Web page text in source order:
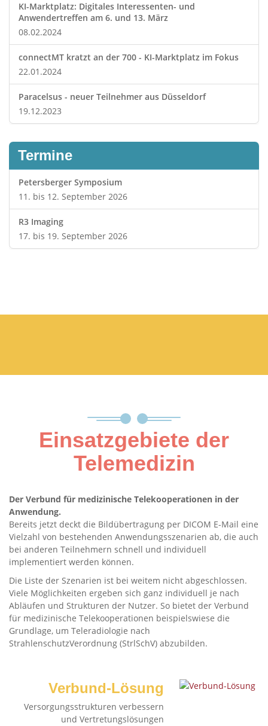
KI-Marktplatz: Digitales Interessenten- und
Anwendertreffen am 6. und 13. März
08.02.2024
connectMT kratzt an der 700 - KI-Marktplatz im Fokus
22.01.2024
Paracelsus - neuer Teilnehmer aus Düsseldorf
19.12.2023
Termine
Petersberger Symposium
11. bis 12. September 2026
R3 Imaging
17. bis 19. September 2026
Einsatzgebiete der
Telemedizin
Der Verbund für medizinische Telekooperationen in der
Anwendung.
Bereits jetzt deckt die Bildübertragung per DICOM E-Mail eine
Vielzahl von bestehenden Anwendungsszenarien ab, die auch
bei anderen Teilnehmern schnell und individuell
implementiert werden können.
Die Liste der Szenarien ist bei weitem nicht abgeschlossen.
Viele Möglichkeiten ergeben sich ganz individuell je nach
Abläufen und Strukturen der Nutzer. So bietet der Verbund
für medizinische Telekooperationen beispielswiese die
Grundlage, um Teleradiologie nach
StrahlenschutzVerordnung (StrlSchV) abzubilden.
Verbund-Lösung
Versorgungsstrukturen verbessern
und Vertretungslösungen